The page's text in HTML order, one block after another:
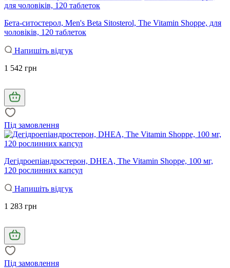
Бета-ситостерол, Men's Beta Sitosterol, The Vitamin Shoppe, для
чоловіків, 120 таблеток
Напишіть відгук
1 542 грн
Під замовлення
Дегідроепіандростерон, DHEA, The Vitamin Shoppe, 100 мг,
120 рослинних капсул
Напишіть відгук
1 283 грн
Під замовлення